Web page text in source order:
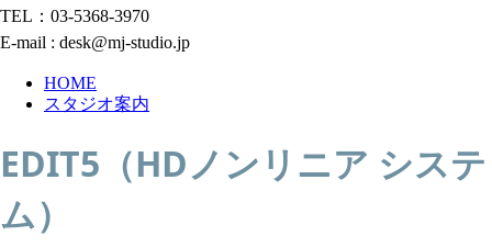
TEL：03-5368-3970
E-mail : desk@mj-studio.jp
HOME
スタジオ案内
EDIT5（HDノンリニア システ
ム）